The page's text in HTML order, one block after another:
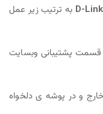
D-Link به ترتیب زیر عمل
قسمت پشتیبانی وبسایت
و در پوشه ی دلخواه